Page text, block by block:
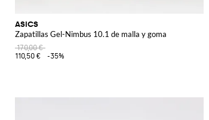
ASICS
Zapatillas Gel-Nimbus 10.1 de malla y goma
170,00 €
110,50 €
-35%